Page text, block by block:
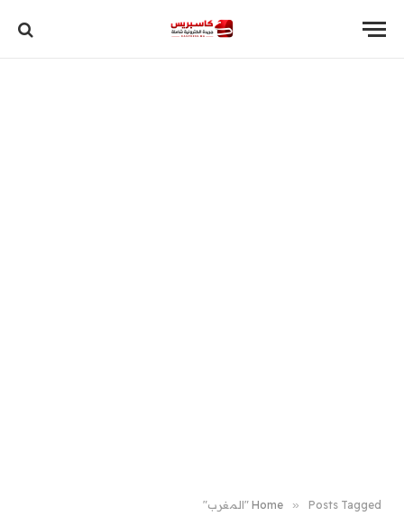
Home » Posts Tagged "المغرب"